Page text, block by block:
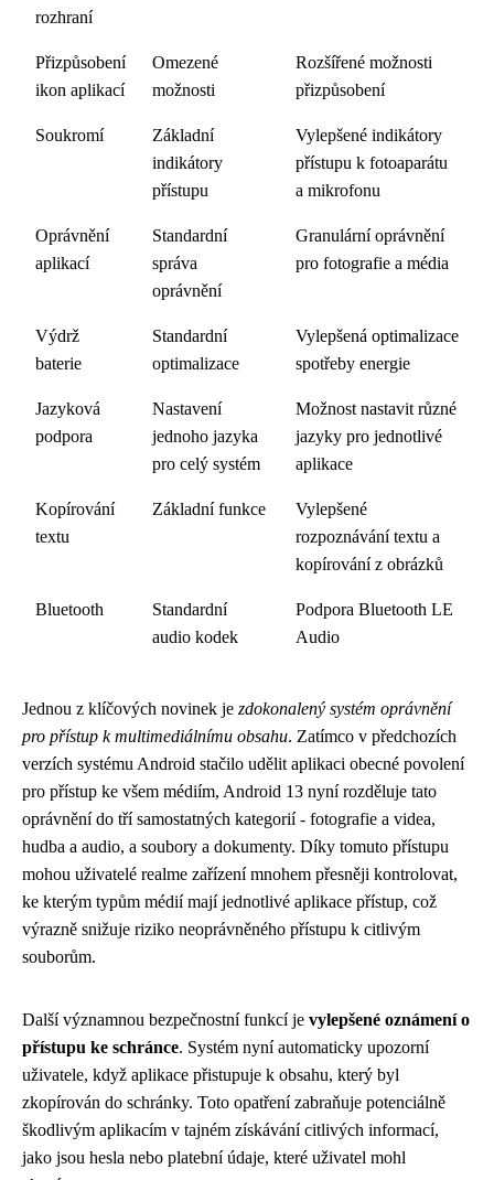
rozhraní
Přizpůsobení
ikon aplikací
Omezené
možnosti
Rozšířené možnosti
přizpůsobení
Soukromí
Základní
indikátory
přístupu
Vylepšené indikátory
přístupu k fotoaparátu
a mikrofonu
Oprávnění
aplikací
Standardní
správa
oprávnění
Granulární oprávnění
pro fotografie a média
Výdrž
baterie
Standardní
optimalizace
Vylepšená optimalizace
spotřeby energie
Jazyková
podpora
Nastavení
jednoho jazyka
pro celý systém
Možnost nastavit různé
jazyky pro jednotlivé
aplikace
Kopírování
textu
Základní funkce
Vylepšené
rozpoznávání textu a
kopírování z obrázků
Bluetooth
Standardní
audio kodek
Podpora Bluetooth LE
Audio
Jednou z klíčových novinek je zdokonalený systém oprávnění
pro přístup k multimediálnímu obsahu. Zatímco v předchozích
verzích systému Android stačilo udělit aplikaci obecné povolení
pro přístup ke všem médiím, Android 13 nyní rozděluje tato
oprávnění do tří samostatných kategorií - fotografie a videa,
hudba a audio, a soubory a dokumenty. Díky tomuto přístupu
mohou uživatelé realme zařízení mnohem přesněji kontrolovat,
ke kterým typům médií mají jednotlivé aplikace přístup, což
výrazně snižuje riziko neoprávněného přístupu k citlivým
souborům.
Další významnou bezpečnostní funkcí je vylepšené oznámení o
přístupu ke schránce. Systém nyní automaticky upozorní
uživatele, když aplikace přistupuje k obsahu, který byl
zkopírován do schránky. Toto opatření zabraňuje potenciálně
škodlivým aplikacím v tajném získávání citlivých informací,
jako jsou hesla nebo platební údaje, které uživatel mohl